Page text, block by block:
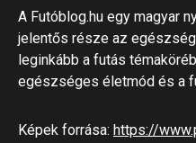
A Futóblog.hu egy magyar
jelentős része az
leginkább a futás
egészséges életmód és a
Képek forrása: https://